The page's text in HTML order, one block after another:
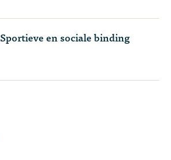
Sportieve en sociale binding